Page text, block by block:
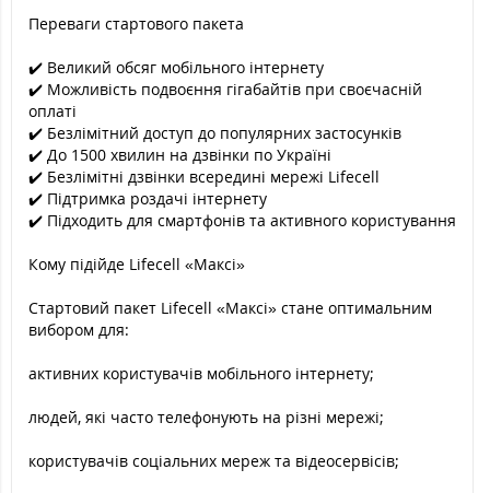
Переваги стартового пакета
✔️ Великий обсяг мобільного інтернету
✔️ Можливість подвоєння гігабайтів при своєчасній
оплаті
✔️ Безлімітний доступ до популярних застосунків
✔️ До 1500 хвилин на дзвінки по Україні
✔️ Безлімітні дзвінки всередині мережі Lifecell
✔️ Підтримка роздачі інтернету
✔️ Підходить для смартфонів та активного користування
Кому підійде Lifecell «Максі»
Стартовий пакет Lifecell «Максі» стане оптимальним
вибором для:
активних користувачів мобільного інтернету;
людей, які часто телефонують на різні мережі;
користувачів соціальних мереж та відеосервісів;